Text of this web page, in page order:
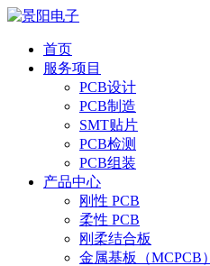
首页
服务项目
PCB设计
PCB制造
SMT贴片
PCB检测
PCB组装
产品中心
刚性 PCB
柔性 PCB
刚柔结合板
金属基板（MCPCB）